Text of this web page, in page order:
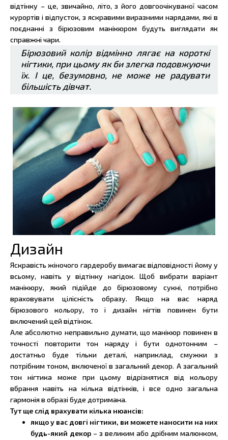
відтінку – це, звичайно, літо, з його довгоочікуваної часом
курортів і відпусток, з яскравими виразними нарядами, які в
поєднанні з бірюзовим манікюром будуть виглядати як
справжні чари.
Бірюзовий колір відмінно лягає на короткі
нігтики, при цьому як би злегка подовжуючи
їх. І це, безумовно, не може не радувати
більшість дівчат.
Дизайн
Яскравість жіночого гардеробу вимагає відповідності йому у
всьому, навіть у відтінку нагідок. Щоб вибрати варіант
манікюру, який підійде до бірюзовому сукні, потрібно
враховувати цілісність образу. Якщо на вас наряд
бірюзового кольору, то і дизайн нігтів повинен бути
включений цей відтінок.
Але абсолютно неправильно думати, що манікюр повинен в
точності повторити тон наряду і бути однотонним –
достатньо буде тільки деталі, наприклад, смужки з
потрібним тоном, включеної в загальний декор. А загальний
тон нігтика може при цьому відрізнятися від кольору
вбрання навіть на кілька відтінків, і все одно загальна
гармонія в образі буде дотримана.
Тут ще слід врахувати кілька нюансів:
якщо у вас довгі нігтики, ви можете наносити на них
будь-який декор – з великим або дрібним малюнком,